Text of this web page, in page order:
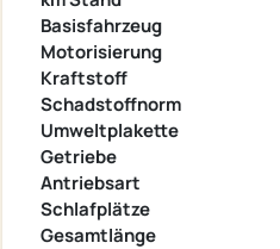
Basisfahrzeug
Motorisierung
Kraftstoff
Schadstoffnorm
Umweltplakette
Getriebe
Antriebsart
Schlafplätze
Gesamtlänge